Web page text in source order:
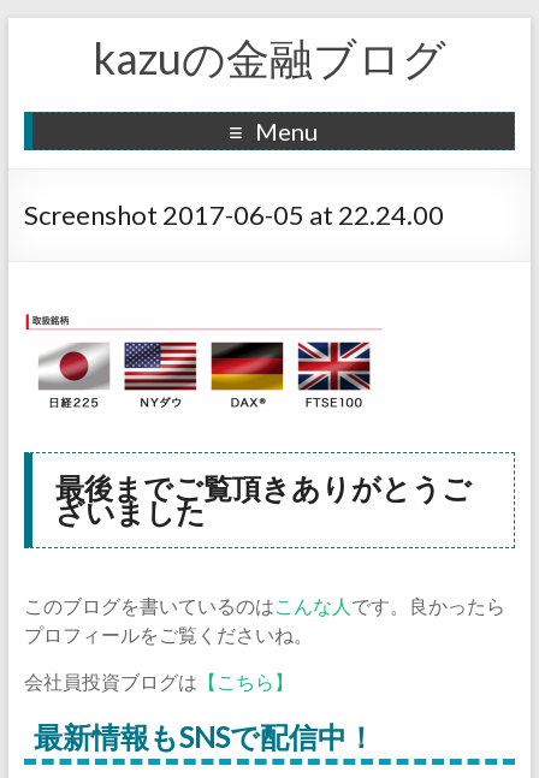
kazuの金融ブログ
Menu
Screenshot 2017-06-05 at 22.24.00
最後までご覧頂きありがとうご
ざいました
このブログを書いているのはこんな人 です。良かったら
プロフィールをご覧くださいね。
会社員投資ブログは 【こちら】
最新情報もSNSで配信中！